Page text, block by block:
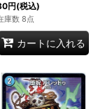
円(税込)
庫数 8点
カートに入れる